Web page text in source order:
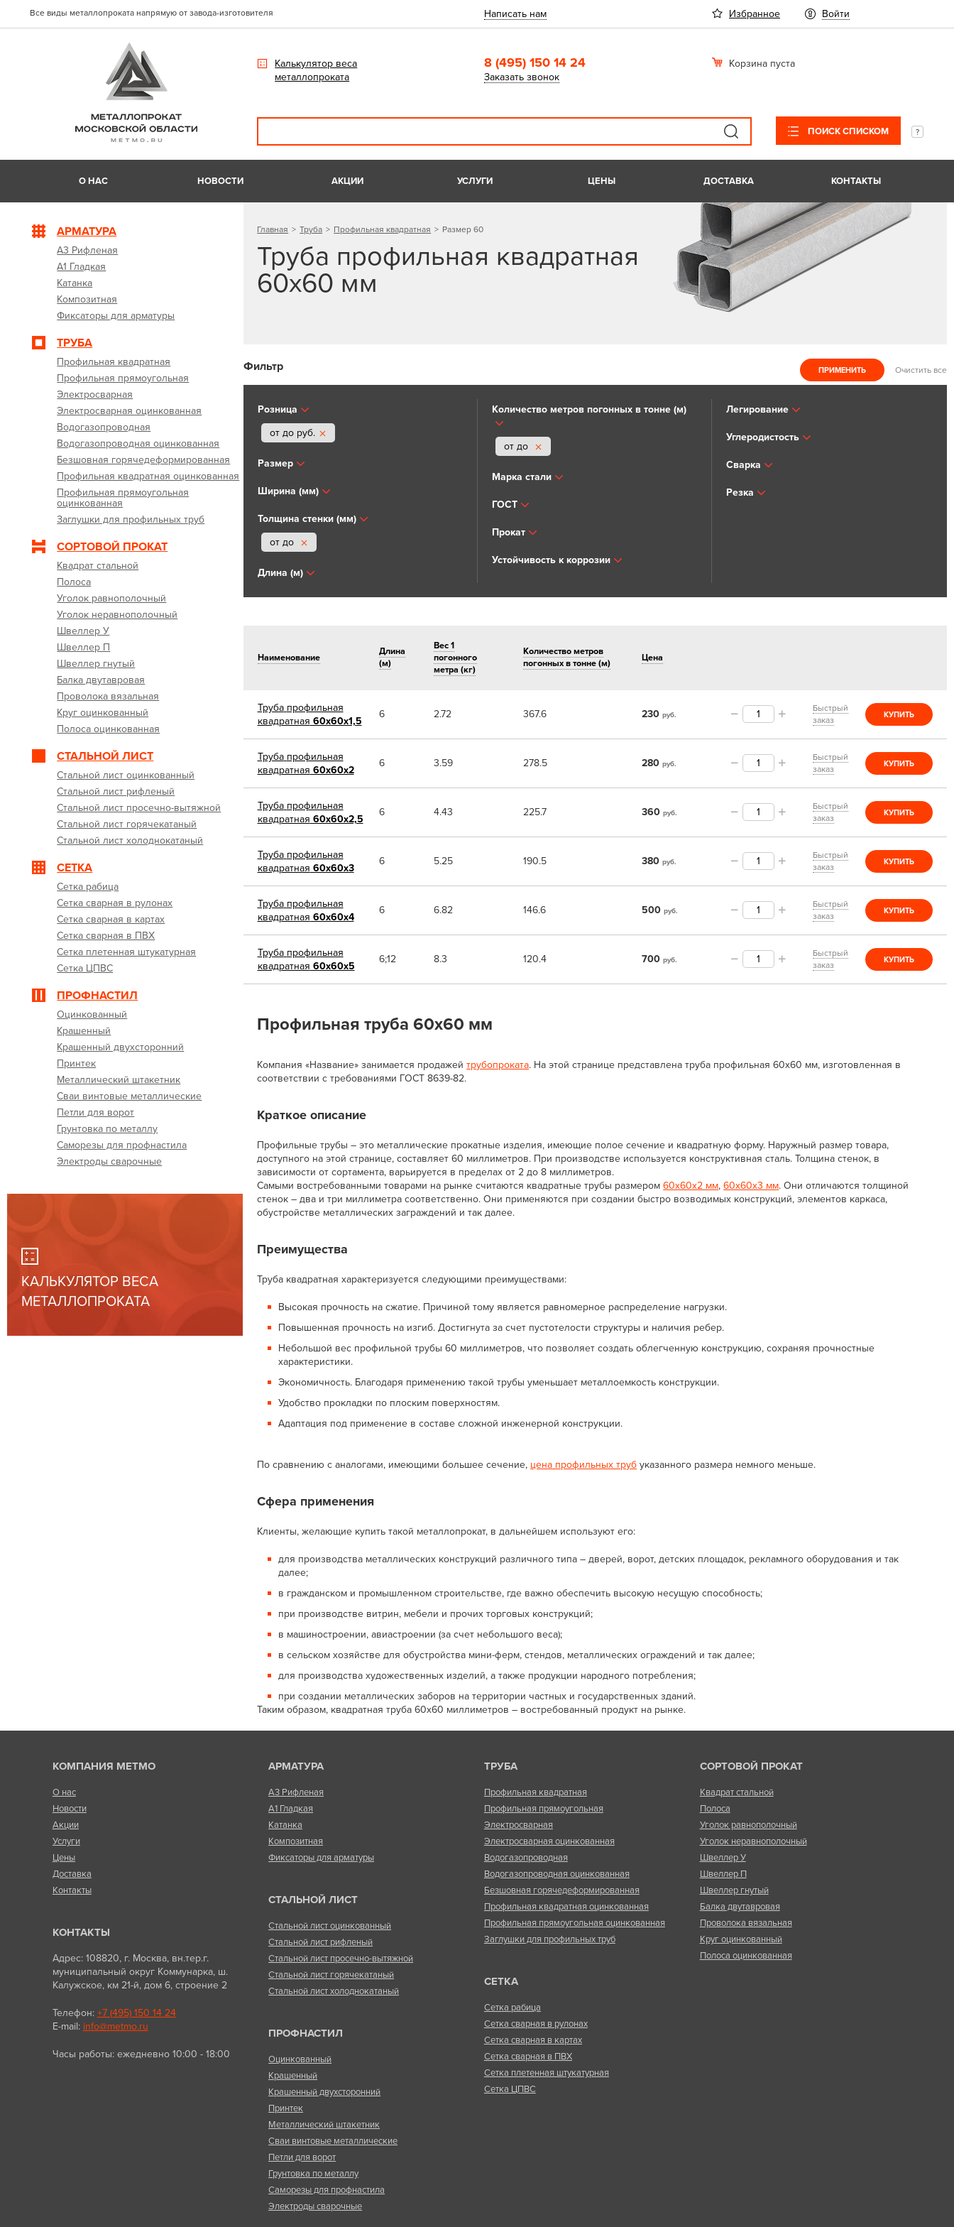
Все виды металлопроката напрямую от завода-изготовителя Написать нам Избранное Войти
Калькулятор веса
металлопроката
8 (495) 150 14 24
Заказать звонок
Корзина пуста
ПОИСК СПИСКОМ
О НАС НОВОСТИ АКЦИИ УСЛУГИ ЦЕНЫ ДОСТАВКА КОНТАКТЫ
АРМАТУРА
А3 Рифленая
А1 Гладкая
Катанка
Композитная
Фиксаторы для арматуры
ТРУБА
Профильная квадратная
Профильная прямоугольная
Электросварная
Электросварная оцинкованная
Водогазопроводная
Водогазопроводная оцинкованная
Безшовная горячедеформированная
Профильная квадратная оцинкованная
Профильная прямоугольная
оцинкованная
Заглушки для профильных труб
СОРТОВОЙ ПРОКАТ
Квадрат стальной
Полоса
Уголок равнополочный
Уголок неравнополочный
Швеллер У
Швеллер П
Швеллер гнутый
Балка двутавровая
Проволока вязальная
Круг оцинкованный
Полоса оцинкованная
СТАЛЬНОЙ ЛИСТ
Стальной лист оцинкованный
Стальной лист рифленый
Стальной лист просечно-вытяжной
Стальной лист горячекатаный
Стальной лист холоднокатаный
СЕТКА
Сетка рабица
Сетка сварная в рулонах
Сетка сварная в картах
Сетка сварная в ПВХ
Сетка плетенная штукатурная
Сетка ЦПВС
ПРОФНАСТИЛ
Оцинкованный
Крашенный
Крашенный двухсторонний
Принтек
Металлический штакетник
Сваи винтовые металлические
Петли для ворот
Грунтовка по металлу
Саморезы для профнастила
Электроды сварочные
КАЛЬКУЛЯТОР ВЕСА
МЕТАЛЛОПРОКАТА
Главная Труба Профильная квадратная Размер 60
Труба профильная квадратная
60x60 мм
Фильтр Очистить все
Розница
от до руб.
Размер
Ширина (мм)
Толщина стенки (мм)
от до
Длина (м)
Количество метров погонных в тонне (м)
от до
Марка стали
ГОСТ
Прокат
Устойчивость к коррозии
Легирование
Углеродистость
Сварка
Резка
Наименование
Длина
(м)
Вес 1
погонного
метра (кг)
Количество метров
погонных в тонне (м)
Цена
Труба профильная
квадратная 60х60х1,5
6 2.72 367.6 230 руб.
Быстрый
заказ
КУПИТЬ
Труба профильная
квадратная 60х60х2
6 3.59 278.5 280 руб.
Быстрый
заказ
КУПИТЬ
Труба профильная
квадратная 60х60х2,5
6 4.43 225.7 360 руб.
Быстрый
заказ
КУПИТЬ
Труба профильная
квадратная 60х60х3
6 5.25 190.5 380 руб.
Быстрый
заказ
КУПИТЬ
Труба профильная
квадратная 60х60х4
6 6.82 146.6 500 руб.
Быстрый
заказ
КУПИТЬ
Труба профильная
квадратная 60х60х5
6;12 8.3 120.4 700 руб.
Быстрый
заказ
КУПИТЬ
Профильная труба 60х60 мм
Компания «Название» занимается продажейтрубопроката. На этой странице представлена труба профильная 60х60 мм, изготовленная в
соответствии с требованиями ГОСТ 8639-82.
Краткое описание
Профильные трубы – это металлические прокатные изделия, имеющие полое сечение и квадратную форму. Наружный размер товара,
доступного на этой странице, составляет 60 миллиметров. При производстве используется конструктивная сталь. Толщина стенок, в
зависимости от сортамента, варьируется в пределах от 2 до 8 миллиметров.
Самыми востребованными товарами на рынке считаются квадратные трубы размером60х60х2 мм,60х60х3 мм. Они отличаются толщиной
стенок – два и три миллиметра соответственно. Они применяются при создании быстро возводимых конструкций, элементов каркаса,
обустройстве металлических заграждений и так далее.
Преимущества
Труба квадратная характеризуется следующими преимуществами:
Высокая прочность на сжатие. Причиной тому является равномерное распределение нагрузки.
Повышенная прочность на изгиб. Достигнута за счет пустотелости структуры и наличия ребер.
Небольшой вес профильной трубы 60 миллиметров, что позволяет создать облегченную конструкцию, сохраняя прочностные
характеристики.
Экономичность. Благодаря применению такой трубы уменьшает металлоемкость конструкции.
Удобство прокладки по плоским поверхностям.
Адаптация под применение в составе сложной инженерной конструкции.
По сравнению с аналогами, имеющими большее сечение, цена профильных труб указанного размера немного меньше.
Сфера применения
Клиенты, желающие купить такой металлопрокат, в дальнейшем используют его:
для производства металлических конструкций различного типа – дверей, ворот, детских площадок, рекламного оборудования и так
далее;
в гражданском и промышленном строительстве, где важно обеспечить высокую несущую способность;
при производстве витрин, мебели и прочих торговых конструкций;
в машиностроении, авиастроении (за счет небольшого веса);
в сельском хозяйстве для обустройства мини-ферм, стендов, металлических ограждений и так далее;
для производства художественных изделий, а также продукции народного потребления;
при создании металлических заборов на территории частных и государственных зданий.
Таким образом, квадратная труба 60х60 миллиметров – востребованный продукт на рынке.
КОМПАНИЯ МЕТМО
О нас
Новости
Акции
Услуги
Цены
Доставка
Контакты
КОНТАКТЫ
Адрес: 108820, г. Москва, вн.тер.г.
муниципальный округ Коммунарка, ш.
Калужское, км 21-й, дом 6, строение 2
Телефон: +7 (495) 150 14 24
E-mail: info@metmo.ru
Часы работы: ежедневно 10:00 - 18:00
АРМАТУРА
А3 Рифленая
А1 Гладкая
Катанка
Композитная
Фиксаторы для арматуры
СТАЛЬНОЙ ЛИСТ
Стальной лист оцинкованный
Стальной лист рифленый
Стальной лист просечно-вытяжной
Стальной лист горячекатаный
Стальной лист холоднокатаный
ПРОФНАСТИЛ
Оцинкованный
Крашенный
Крашенный двухсторонний
Принтек
Металлический штакетник
Сваи винтовые металлические
Петли для ворот
Грунтовка по металлу
Саморезы для профнастила
Электроды сварочные
ТРУБА
Профильная квадратная
Профильная прямоугольная
Электросварная
Электросварная оцинкованная
Водогазопроводная
Водогазопроводная оцинкованная
Безшовная горячедеформированная
Профильная квадратная оцинкованная
Профильная прямоугольная оцинкованная
Заглушки для профильных труб
СЕТКА
Сетка рабица
Сетка сварная в рулонах
Сетка сварная в картах
Сетка сварная в ПВХ
Сетка плетенная штукатурная
Сетка ЦПВС
СОРТОВОЙ ПРОКАТ
Квадрат стальной
Полоса
Уголок равнополочный
Уголок неравнополочный
Швеллер У
Швеллер П
Швеллер гнутый
Балка двутавровая
Проволока вязальная
Круг оцинкованный
Полоса оцинкованная